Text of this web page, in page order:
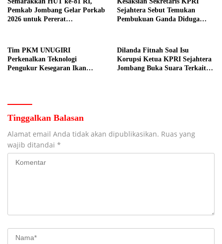
Pemkab Jombang Gelar Porkab
2026 untuk Pererat
Sejahtera Sebut Temukan
Pembukuan Ganda Diduga
Tim PKM UNUGIRI
Perkenalkan Teknologi
Pengukur Kesegaran Ikan
Dilanda Fitnah Soal Isu
Korupsi Ketua KPRI Sejahtera
Jombang Buka Suara Terkait
Tinggalkan Balasan
Alamat email Anda tidak akan dipublikasikan. Ruas yang
wajib ditandai *